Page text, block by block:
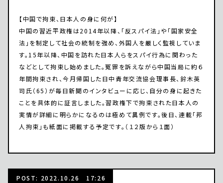
【中国で拘束、日本人の身に何が】
中国の習近平政権は2014年以降、「反スパイ法」や「国家安全
法」を制定して社会の統制を強め、外国人を厳しく監視していま
す。15年以降、中国を訪れた日本人らをスパイ行為に関わった
などとして拘束し始めました。冤罪を訴えながら中国当局に約６
年間拘束され、今月帰国した日中青年交流協会理事長、鈴木英
司氏（65）が毎日新聞のインタビューに応じ、自分の身に起きた
ことを具体的に証言しました。習政権下で拘束された日本人の
実情が詳細に明らかになるのは極めて異例です。後日、連載「邦
人拘束」も紙面に掲載する予定です。（１２版から１面）
POST: 2022.10.26 17:26